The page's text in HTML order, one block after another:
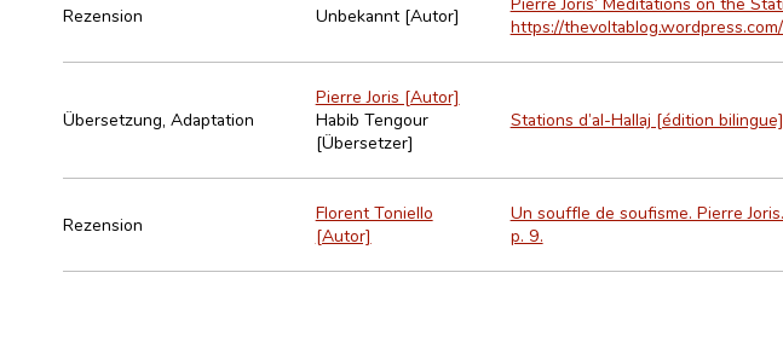
Rezension Unbekannt [Autor]
https://
Übersetzung, Adaptation
Pierre Joris [Autor]
Habib Tengour
[Übersetzer]
Stations d’al-Hallaj [édition bilingue]
Rezension
Florent Toniello
[Autor]
Un souffle de soufisme. Pierre
p. 9.